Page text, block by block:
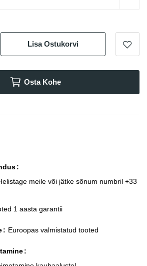
Lisa Ostukorvi
Osta Kohe
meile või jätke sõnum numbril +33
1 aasta garantii
Euroopas valmistatud tooted